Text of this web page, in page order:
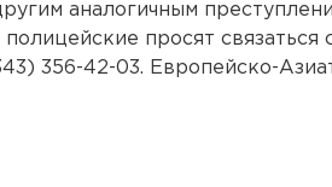
аналогичным
просят связаться
356-42-03. Европейско-